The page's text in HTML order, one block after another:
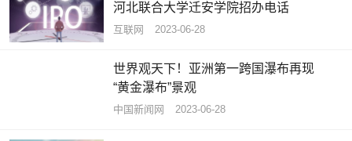
河北联合大学迁安学院招办电话
互联网 2023-06-28
世界观天下！亚洲第一跨国瀑布再现
“黄金瀑布”景观
中国新闻网 2023-06-28